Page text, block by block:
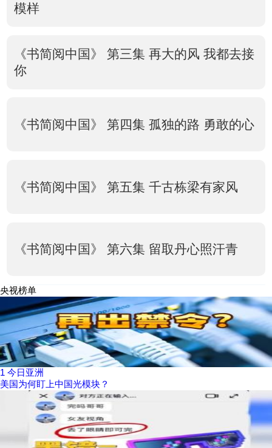
模样
《书简阅中国》 第三集 再大的风 我都去接
你
《书简阅中国》 第四集 孤独的路 勇敢的心
《书简阅中国》 第五集 千古栋梁有家风
《书简阅中国》 第六集 留取丹心照汗青
央视榜单
1 今日亚洲
美国为何盯上中国光模块？